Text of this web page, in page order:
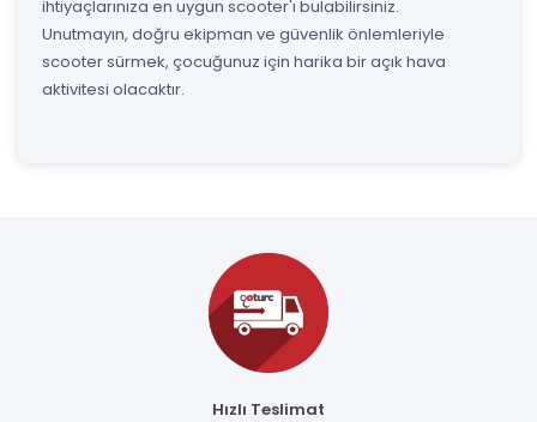
ihtiyaçlarınıza en uygun scooter'ı bulabilirsiniz.
Unutmayın, doğru ekipman ve güvenlik önlemleriyle
scooter sürmek, çocuğunuz için harika bir açık hava
aktivitesi olacaktır.
Hızlı Teslimat